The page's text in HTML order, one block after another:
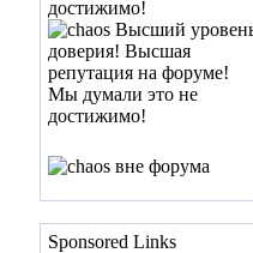
Sponsored Links